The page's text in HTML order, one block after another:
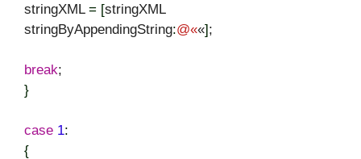
stringXML = [stringXML
stringByAppendingString:@««];
break;
}
case 1:
{